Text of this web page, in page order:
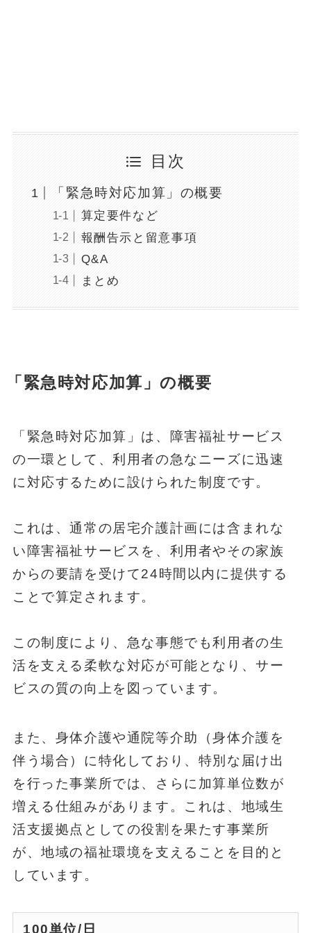
目次
「緊急時対応加算」の概要
算定要件など
報酬告示と留意事項
Q&A
まとめ
「緊急時対応加算」の概要
「緊急時対応加算」は、障害福祉サービス
の一環として、利用者の急なニーズに迅速
に対応するために設けられた制度です。
これは、通常の居宅介護計画には含まれな
い障害福祉サービスを、利用者やその家族
からの要請を受けて24時間以内に提供する
ことで算定されます。
この制度により、急な事態でも利用者の生
活を支える柔軟な対応が可能となり、サー
ビスの質の向上を図っています。
また、身体介護や通院等介助（身体介護を
伴う場合）に特化しており、特別な届け出
を行った事業所では、さらに加算単位数が
増える仕組みがあります。これは、地域生
活支援拠点としての役割を果たす事業所
が、地域の福祉環境を支えることを目的と
しています。
100単位/日